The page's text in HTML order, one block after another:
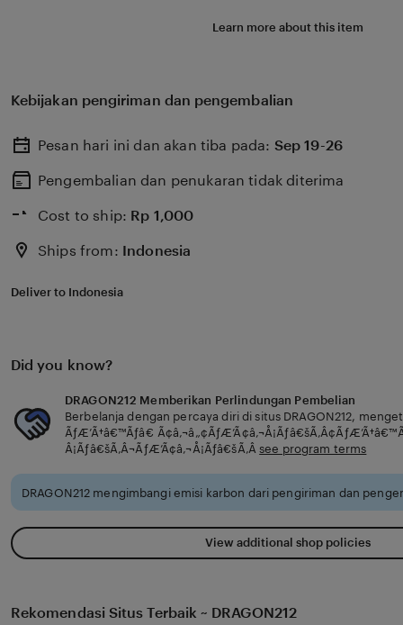
Learn more about this item
Kebijakan pengiriman dan pengembalian
Pesan hari ini dan akan tiba pada: Sep 19-26
Pengembalian dan penukaran tidak diterima
Cost to ship: Rp 1,000
Ships from: Indonesia
Deliver to Indonesia
Did you know?
DRAGON212 Memberikan Perlindungan Pembelian
Berbelanja dengan percaya diri di situs DRAGON212,
ÃƒÆ’Ã†â€™Ãƒâ€
Â¡Ãƒâ€šÃ‚Â¬ÃƒÆ’Ã¢â‚¬Å¡Ãƒâ€šÃ‚Âsee program terms
DRAGON212 mengimbangi emisi karbon dari pengiriman dan
View additional shop policies
Rekomendasi Situs Terbaik ~ DRAGON212